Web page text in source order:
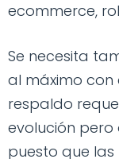
ecommerce,
Se necesita
al máximo con
respaldo
evolución
puesto que